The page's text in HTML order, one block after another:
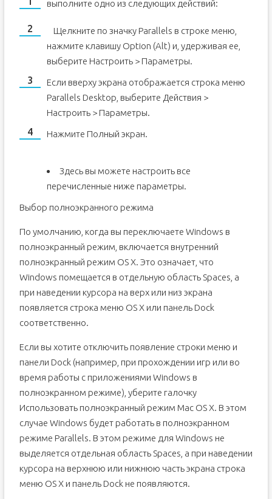
Почему нужно это знать?
Мнение "специалистов" о горячих клавишах
Клавиши полноэкранного режима в различных
Полноэкранный режим в играх
Полноэкранный режим в Photoshop
Полноэкранный режим в браузере Google Chrome
Что делать, если у меня ноутбук?
Заключение
выполните одно из следующих действий:
Щелкните по значку Parallels в строке меню,
нажмите клавишу Option (Alt) и, удерживая ее,
выберите Настроить > Параметры.
Если вверху экрана отображается строка меню
Parallels Desktop, выберите Действия >
Настроить > Параметры.
Нажмите Полный экран.
Здесь вы можете настроить все
перечисленные ниже параметры.
Выбор полноэкранного режима
По умолчанию, когда вы переключаете Windows в
полноэкранный режим, включается внутренний
полноэкранный режим OS X. Это означает, что
Windows помещается в отдельную область Spaces, а
при наведении курсора на верх или низ экрана
появляется строка меню OS X или панель Dock
соответственно.
Если вы хотите отключить появление строки меню и
панели Dock (например, при прохождении игр или во
время работы с приложениями Windows в
полноэкранном режиме), уберите галочку
Использовать полноэкранный режим Mac OS X. В этом
случае Windows будет работать в полноэкранном
режиме Parallels. В этом режиме для Windows не
выделяется отдельная область Spaces, а при наведении
курсора на верхнюю или нижнюю часть экрана строка
меню OS X и панель Dock не появляются.